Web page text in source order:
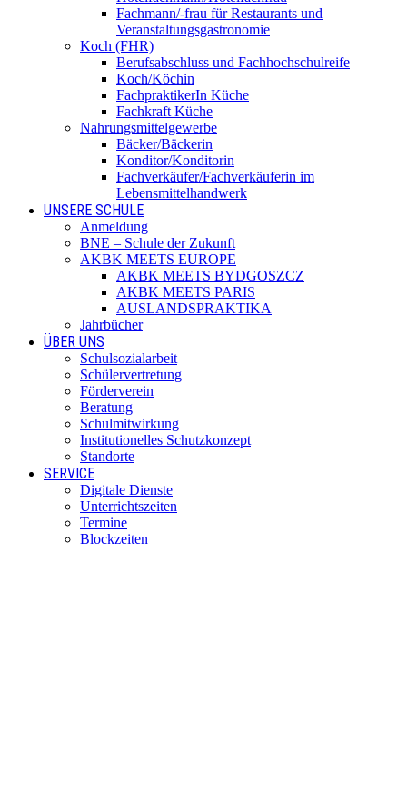
Fachmann/-frau für Restaurants und
Veranstaltungsgastronomie
Koch (FHR)
Berufsabschluss und Fachhochschulreife
Koch/Köchin
FachpraktikerIn Küche
Fachkraft Küche
Nahrungsmittelgewerbe
Bäcker/Bäckerin
Konditor/Konditorin
Fachverkäufer/Fachverkäuferin im
Lebensmittelhandwerk
UNSERE SCHULE
Anmeldung
BNE – Schule der Zukunft
AKBK MEETS EUROPE
AKBK MEETS BYDGOSZCZ
AKBK MEETS PARIS
AUSLANDSPRAKTIKA
Jahrbücher
ÜBER UNS
Schulsozialarbeit
Schülervertretung
Förderverein
Beratung
Schulmitwirkung
Institutionelles Schutzkonzept
Standorte
SERVICE
Digitale Dienste
Unterrichtszeiten
Termine
Blockzeiten